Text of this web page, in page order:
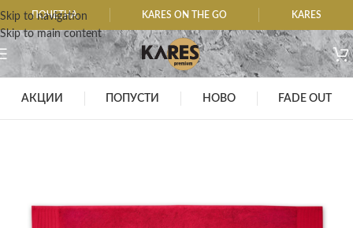
Skip to navigation
Skip to main content
ПОЧЕТНА KARES ON THE GO KARES
АКЦИИ ПОПУСТИ НОВО FADE OUT